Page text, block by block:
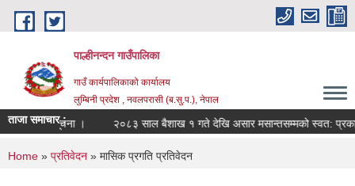
Skip to main content
पाल्हीनन्दन गाउँपालिका
गाउँ कार्यपालिकाको कार्यालय
लुम्बिनी प्रदेश , नवलपरासी (ब.सु.प.), नेपाल
ताजा समाचार :
सम्बन्धी सूचना । २०८३ साल बैशाख १ गते देखि असार मसान्तसम्मको स्वत:
You are here
Home » प्रतिवेदन » मासिक प्रगति प्रतिवेदन